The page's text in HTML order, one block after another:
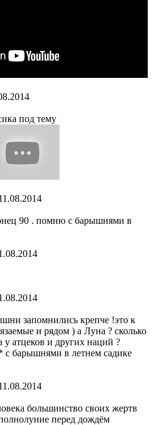
под тему
90 . помню с барышнями в
запомнились крепче !это к
и рядом ) а Луна ? сколько
атцеков и других наций ?
с барышнями в летнем садике
большинство своих жертв
перед дождём